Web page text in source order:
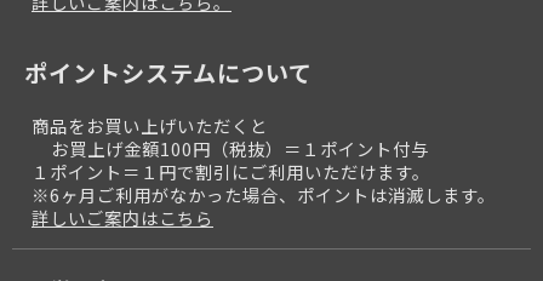
ポイントシステムについて
商品をお買い上げいただくと
お買上げ金額100円（税抜）＝１ポイント付与
１ポイント＝１円で割引にご利用いただけます。
※6ヶ月ご利用がなかった場合、ポイントは消滅します。
詳しいご案内はこちら